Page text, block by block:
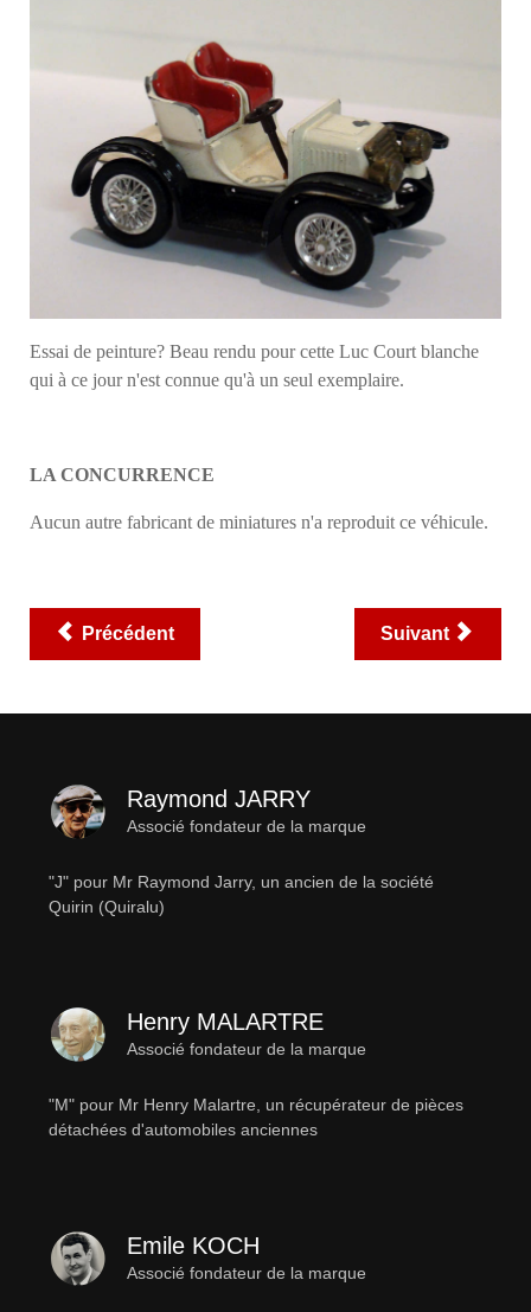
Essai de peinture? Beau rendu pour cette Luc Court blanche
qui à ce jour n'est connue qu'à un seul exemplaire.
LA CONCURRENCE
Aucun autre fabricant de miniatures n'a reproduit ce véhicule.
Précédent Suivant
Raymond JARRY
Associé fondateur de la marque
"J" pour Mr Raymond Jarry, un ancien de la société
Quirin (Quiralu)
Henry MALARTRE
Associé fondateur de la marque
"M" pour Mr Henry Malartre, un récupérateur de pièces
détachées d'automobiles anciennes
Emile KOCH
Associé fondateur de la marque